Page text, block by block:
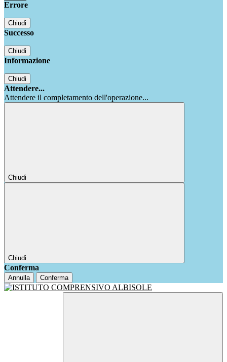
Errore
Chiudi
Successo
Chiudi
Informazione
Chiudi
Attendere...
Attendere il completamento dell'operazione...
Chiudi
Chiudi
Conferma
Annulla Conferma